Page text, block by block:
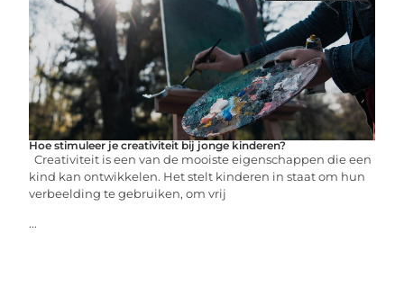
Hoe stimuleer je creativiteit bij jonge kinderen?
Creativiteit is een van de mooiste eigenschappen die een
kind kan ontwikkelen. Het stelt kinderen in staat om hun
verbeelding te gebruiken, om vrij
...